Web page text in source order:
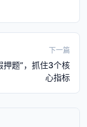
下一篇
押题”，抓住3个核
心指标